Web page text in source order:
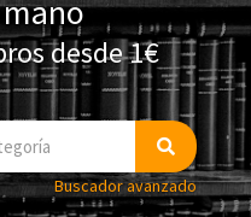
desde 1€
Buscador avanzado